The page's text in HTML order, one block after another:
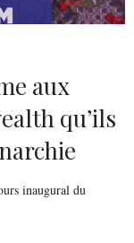
aux
qu’ils
inaugural du